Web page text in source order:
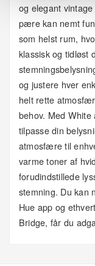
og elegant
pære kan nemt
som helst rum,
klassisk og tidløst
og justere hver
helt rette
behov. Med
tilpasse din
atmosfære til
varme toner af
forudindstillede
stemning. Du kan
Hue app og
Bridge, får du